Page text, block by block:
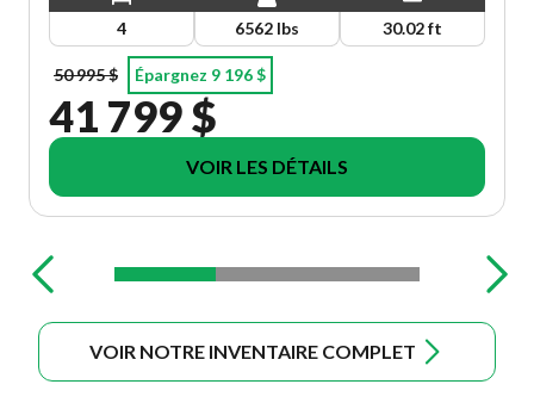
4 6562 lbs 30.02 ft
50 995 $ Épargnez 9 196 $
41 799 $
VOIR LES DÉTAILS
VOIR NOTRE INVENTAIRE COMPLET